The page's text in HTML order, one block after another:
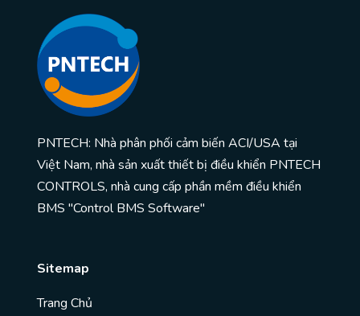
PNTECH: Nhà phân phối cảm biến ACI/USA tại
Việt Nam, nhà sản xuất thiết bị điều khiển PNTECH
CONTROLS, nhà cung cấp phần mềm điều khiển
BMS "Control BMS Software"
Sitemap
Trang Chủ